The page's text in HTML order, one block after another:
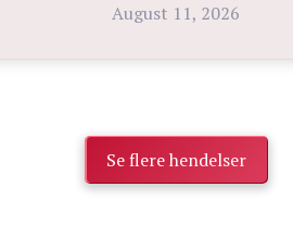
August 11, 2026
Se flere hendelser